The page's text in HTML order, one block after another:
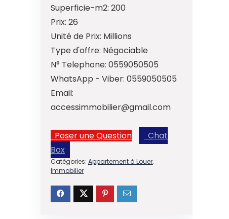
Superficie-m2: 200
Prix: 26
Unité de Prix: Millions
Type d'offre: Négociable
N° Telephone: 0559050505
WhatsApp - Viber: 0559050505
Email:
accessimmobilier@gmail.com
Poser une Question
Chat
Box
Catégories: Appartement à Louer,
Immobilier